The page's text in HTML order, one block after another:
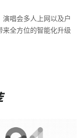
唱会多人上网以及户
全方位的智能化升级